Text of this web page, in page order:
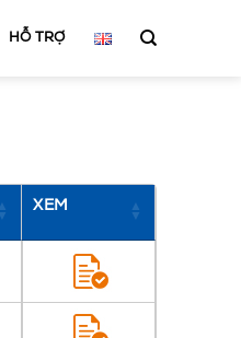
HỖ TRỢ
XEM